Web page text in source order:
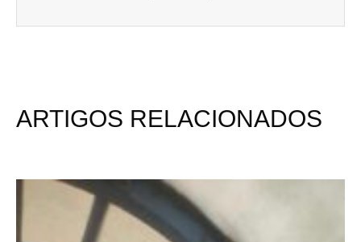
ARTIGOS RELACIONADOS